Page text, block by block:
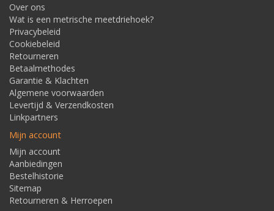
Over ons
Wat is een metrische meetdriehoek?
Privacybeleid
Cookiebeleid
Retourneren
Betaalmethodes
Garantie & Klachten
Algemene voorwaarden
Levertijd & Verzendkosten
Linkpartners
Mijn account
Mijn account
Aanbiedingen
Bestelhistorie
Sitemap
Retourneren & Herroepen